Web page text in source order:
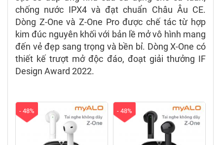
chống nước IPX4 và đạt chuẩn Châu Âu CE.
Dòng Z-One và Z-One Pro được chế tác từ hợp
kim đúc nguyên khối với bản lề mở vô hình mang
đến vẻ đẹp sang trọng và bền bỉ. Dòng X-One có
thiết kế trượt mở độc đáo, đoạt giải thưởng IF
Design Award 2022.
- 48% - 48%